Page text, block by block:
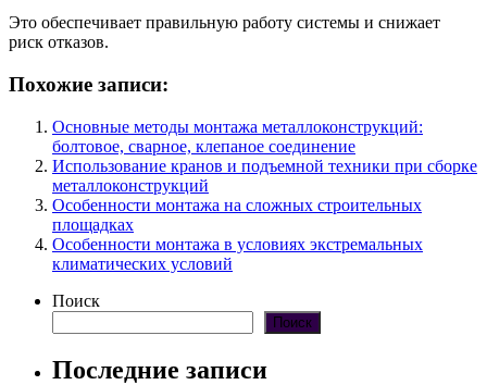
Это обеспечивает правильную работу системы и снижает
риск отказов.
Похожие записи:
Основные методы монтажа металлоконструкций:
болтовое, сварное, клепаное соединение
Использование кранов и подъемной техники при сборке
металлоконструкций
Особенности монтажа на сложных строительных
площадках
Особенности монтажа в условиях экстремальных
климатических условий
Поиск
Поиск
Последние записи